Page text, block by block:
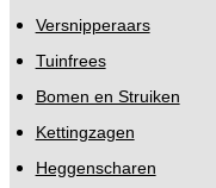
Versnipperaars
Tuinfrees
Bomen en Struiken
Kettingzagen
Heggenscharen